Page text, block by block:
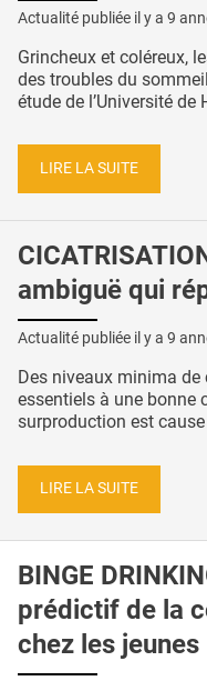
Actualité publiée il y a 9
Grincheux et coléreux,
des troubles du
étude de l’Université de
LIRE LA SUITE
ambiguë qui
Actualité publiée il y a 9
Des niveaux minima de
essentiels à une bonne
surproduction est
LIRE LA SUITE
BINGE
prédictif de la
chez les jeunes